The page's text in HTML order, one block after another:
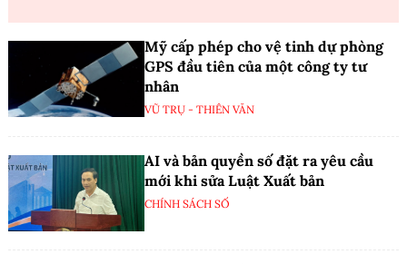
Mỹ cấp phép cho vệ tinh dự phòng
GPS đầu tiên của một công ty tư
nhân
VŨ TRỤ - THIÊN VĂN
AI và bản quyền số đặt ra yêu cầu
mới khi sửa Luật Xuất bản
CHÍNH SÁCH SỐ